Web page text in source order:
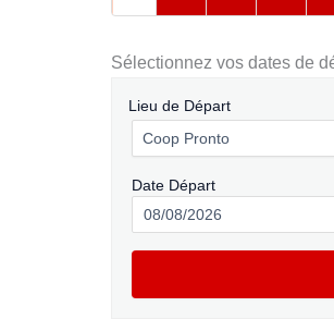
Sélectionnez vos dates de
Lieu de Départ
Date Départ